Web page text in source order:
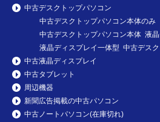
中古デスクトップパソコン
中古デスクトップパソコン本体のみ
中古デスクトップパソコン本体 液
液晶ディスプレイ一体型 中古デス
中古液晶ディスプレイ
中古タブレット
周辺機器
新聞広告掲載の中古パソコン
中古ノートパソコン(在庫切れ)